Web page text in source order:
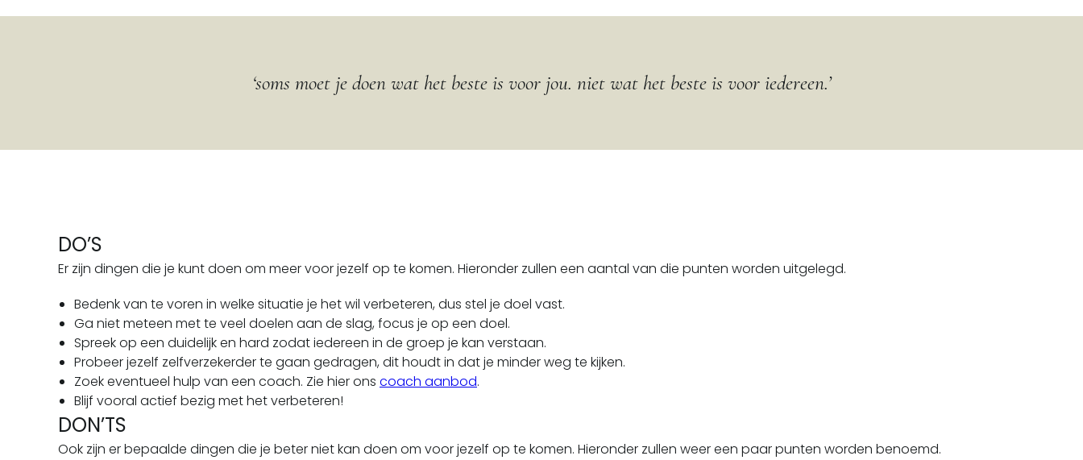
‘soms moet je doen wat het beste is voor jou. niet wat het beste is voor iedereen.’
DO’S
Er zijn dingen die je kunt doen om meer voor jezelf op te komen. Hieronder zullen een aantal van die punten worden uitgelegd.
Bedenk van te voren in welke situatie je het wil verbeteren, dus stel je doel vast.
Ga niet meteen met te veel doelen aan de slag, focus je op een doel.
Spreek op een duidelijk en hard zodat iedereen in de groep je kan verstaan.
Probeer jezelf zelfverzekerder te gaan gedragen, dit houdt in dat je minder weg te kijken.
Zoek eventueel hulp van een coach. Zie hier ons coach aanbod.
Blijf vooral actief bezig met het verbeteren!
DON’TS
Ook zijn er bepaalde dingen die je beter niet kan doen om voor jezelf op te komen. Hieronder zullen weer een paar punten worden benoemd.